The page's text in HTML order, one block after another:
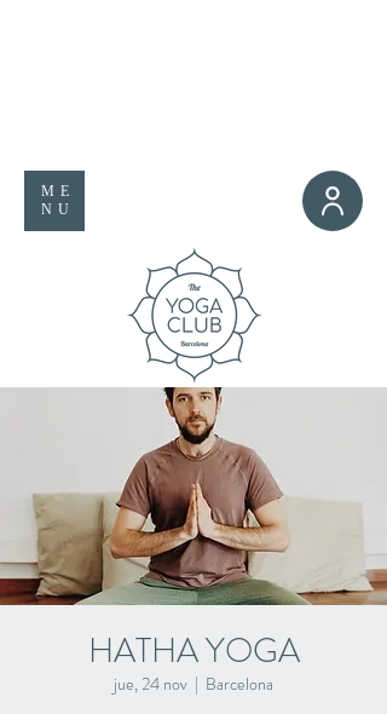
ME
NU
HATHA YOGA
jue, 24 nov
  |
Barcelona